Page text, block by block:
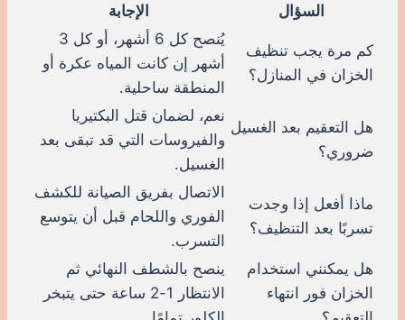
السؤال الإجابة
كم مرة يجب تنظيف
الخزان في المنازل؟
يُنصح كل 6 أشهر، أو كل 3
أشهر إن كانت المياه عكرة أو
المنطقة ساحلية.
هل التعقيم بعد الغسيل
ضروري؟
نعم، لضمان قتل البكتيريا
والفيروسات التي قد تبقى بعد
الغسيل.
ماذا أفعل إذا وجدت
تسربًا بعد التنظيف؟
الاتصال بفريق الصيانة للكشف
الفوري واللحام قبل أن يتوسع
التسرب.
هل يمكنني استخدام
الخزان فور انتهاء
ينصح بالشطف النهائي ثم
الانتظار 1-2 ساعة حتى يتبخر